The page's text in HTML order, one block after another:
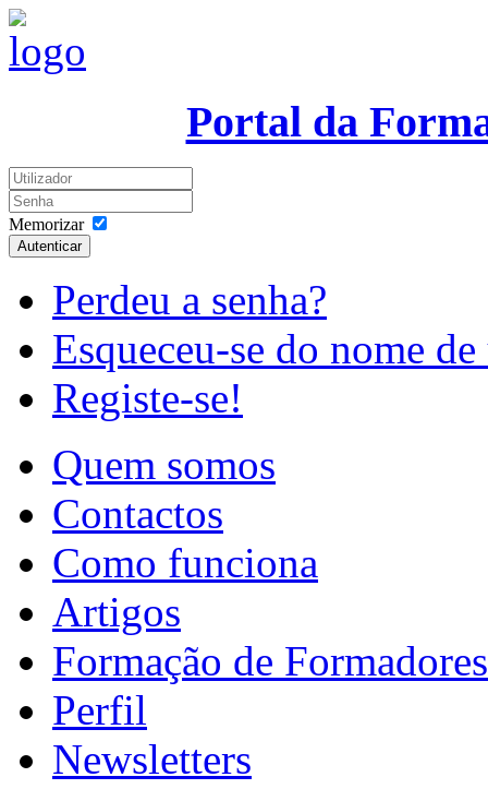
Portal da
Memorizar
Autenticar
Perdeu a senha?
Esqueceu-se do nome
Registe-se!
Quem somos
Contactos
Como funciona
Artigos
Formação de Formadores
Perfil
Newsletters